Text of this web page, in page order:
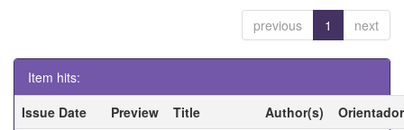
previous 1 next
Item hits:
Issue Date
Preview Title Author(s)
Orientador